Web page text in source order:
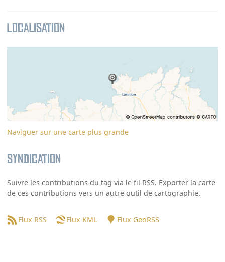
Localisation
Naviguer sur une carte plus grande
Syndication
Suivre les contributions du tag via le fil RSS. Exporter la carte
de ces contributions vers un autre outil de cartographie.
Flux RSS Flux KML Flux GeoRSS